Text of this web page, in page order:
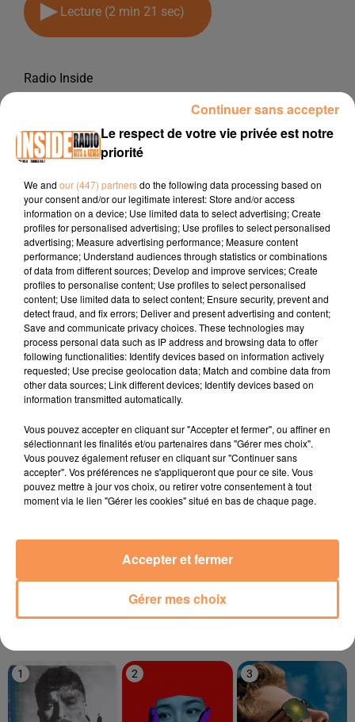
Lecture (2 min 21 sec)
Radio Inside
INTERVIEW DE SYLVIE DE LOOK AFRO CHIC "ASSOCIATION DU COTÉ
DES FEMMES" À PAU, SUR RADIO INSIDE
Site internet :www.ducotedesfemmes64.fr
Facebook :Du Côté Des Femmes 64
Instagram :@dcdf64
TITRES DIFFUSÉS
21h43
21h43 21h39
21h39
The Sweet Escape
21h36
21h36
LE TOP
1 2 3
Le respect de votre vie privée est notre
priorité
We and our (447) partnersdo the following data processing based on
your consent and/or our legitimate interest: Store and/or access
information on a device; Use limited data to select advertising; Create
profiles for personalised advertising; Use profiles to select personalised
advertising; Measure advertising performance; Measure content
performance; Understand audiences through statistics or combinations
of data from different sources; Develop and improve services; Create
profiles to personalise content; Use profiles to select personalised
content; Use limited data to select content; Ensure security, prevent and
detect fraud, and fix errors; Deliver and present advertising and content;
Save and communicate privacy choices. These technologies may
process personal data such as IP address and browsing data to offer
following functionalities: Identify devices based on information actively
requested; Use precise geolocation data; Match and combine data from
other data sources; Link different devices; Identify devices based on
information transmitted automatically.
Vous pouvez accepter en cliquant sur "Accepter et fermer", ou affiner en
sélectionnant les finalités et/ou partenaires dans "Gérer mes choix".
Vous pouvez également refuser en cliquant sur "Continuer sans
accepter". Vos préférences ne s'appliqueront que pour ce site. Vous
pouvez mettre à jour vos choix, ou retirer votre consentement à tout
moment via le lien "Gérer les cookies" situé en bas de chaque page.
Gérer mes choix
Accepter et fermer
Continuer sans accepter